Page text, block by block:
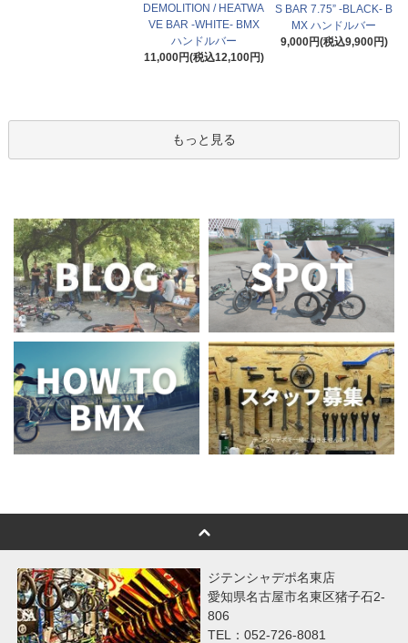
DEMOLITION / HEATWA
VE BAR -WHITE- BMX
ハンドルバー
11,000円(税込12,100円)
S BAR 7.75” -BLACK- B
MX ハンドルバー
9,000円(税込9,900円)
もっと見る
ジテンシャデポ名東店
愛知県名古屋市名東区猪子石2-
806
TEL：052-726-8081